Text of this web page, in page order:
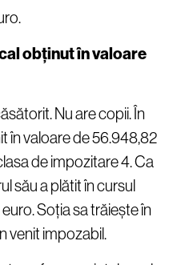
obținut în valoare
Nu are copii. În
în valoare de 56.948,82
de impozitare 4. Ca
său a plătit în cursul
Soția sa trăiește în
venit impozabil.